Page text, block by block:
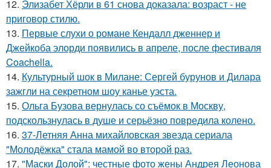
12. Элизабет Хёрли в 61 снова доказала: возраст - не
приговор стилю.
13. Первые слухи о романе Кендалл дженнер и
Джейкоба элорди появились в апреле, после фестиваля
Coachella.
14. Культурный шок в Милане: Сергей бурунов и Дилара
зажгли на секретном шоу канье уэста.
15. Ольга Бузова вернулась со съёмок в Москву,
подскользнулась в душе и серьёзно повредила колено.
16. 37-Летняя Анна михайловская звезда сериала
"Молодёжка" стала мамой во второй раз.
17. "Маски Долой": честные фото жены Андрея Леонова